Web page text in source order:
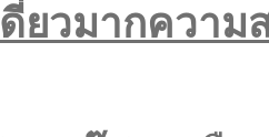
ยวมากความ